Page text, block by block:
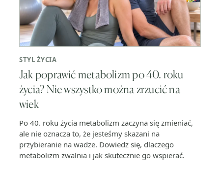
STYL ŻYCIA
Jak poprawić metabolizm po 40. roku
życia? Nie wszystko można zrzucić na
wiek
Po 40. roku życia metabolizm zaczyna się zmieniać,
ale nie oznacza to, że jesteśmy skazani na
przybieranie na wadze. Dowiedz się, dlaczego
metabolizm zwalnia i jak skutecznie go wspierać.